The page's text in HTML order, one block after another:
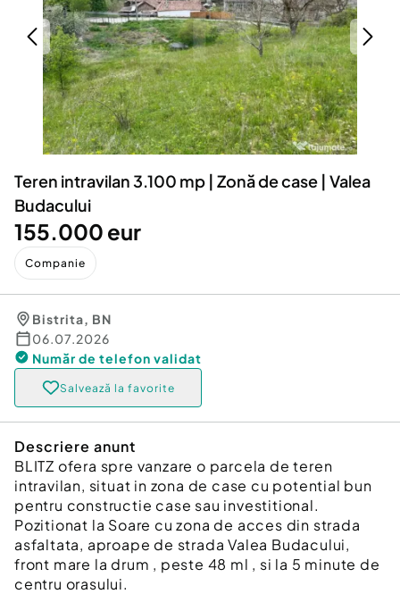
Servicii
Animale de companie
Afaceri și echipamente profesionale
Inchiriere Bunuri si Vehicule
Utilaje agricole si industriale
Piese auto si accesorii
Dacia Duster
Teren intravilan 3.100 mp | Zonă de case | Valea
Budacului
155.000 eur
Companie
Bistrita, BN
06.07.2026
Număr de telefon validat
Salvează la favorite
Descriere anunt
BLITZ ofera spre vanzare o parcela de teren
intravilan, situat in zona de case cu potential bun
pentru constructie case sau investitional.
Pozitionat la Soare cu zona de acces din strada
asfaltata, aproape de strada Valea Budacului,
front mare la drum , peste 48 ml , si la 5 minute de
centru orasului.